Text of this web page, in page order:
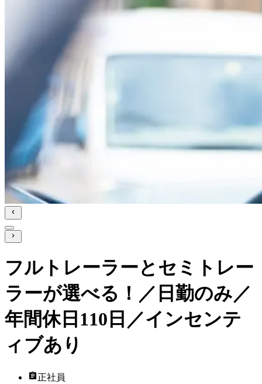
フルトレーラーとセミトレー
ラーが選べる！／日勤のみ／
年間休日110日／インセンテ
ィブあり
正社員